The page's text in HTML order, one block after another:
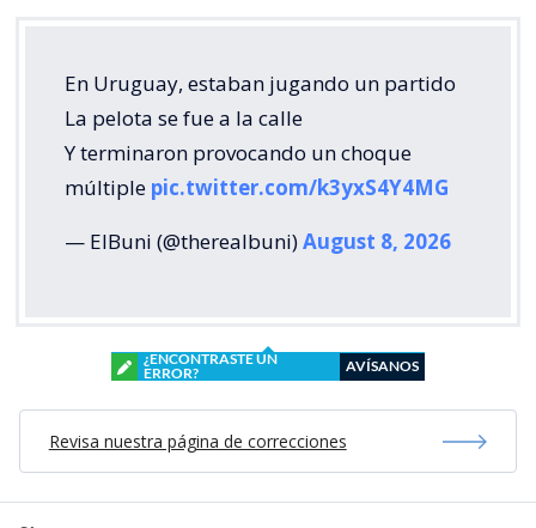
En Uruguay, estaban jugando un partido
La pelota se fue a la calle
Y terminaron provocando un choque
múltiple pic.twitter.com/k3yxS4Y4MG
— ElBuni (@therealbuni)August 8, 2026
¿ENCONTRASTE UN
ERROR?
AVÍSANOS
Revisa nuestra página de correcciones